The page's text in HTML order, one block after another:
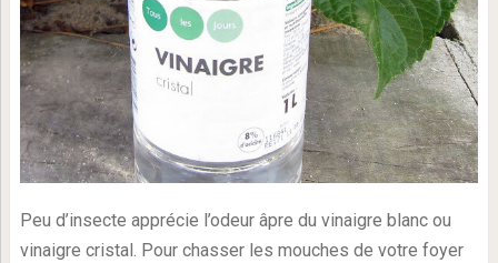
Peu d’insecte apprécie l’odeur âpre du vinaigre blanc ou
vinaigre cristal. Pour chasser les mouches de votre foyer